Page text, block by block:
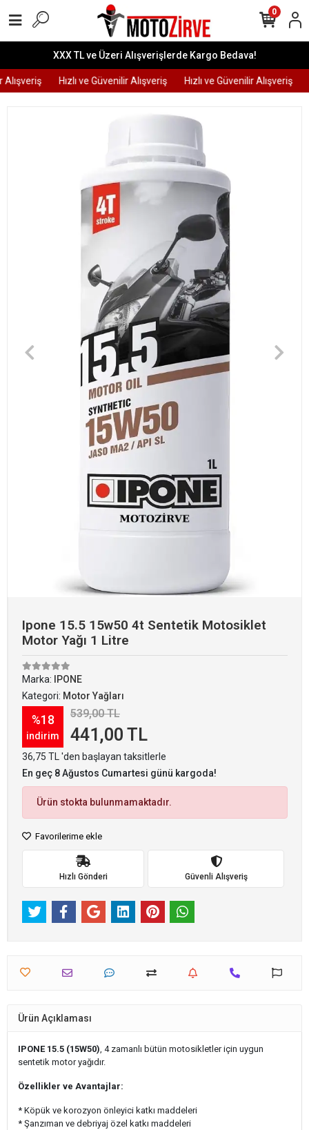
XXX TL ve Üzeri Alışverişlerde Kargo Bedava!
Hızlı ve Güvenilir Alışveriş Hızlı ve Güvenilir Alışveriş
0
Ipone 15.5 15w50 4t Sentetik Motosiklet
Motor Yağı 1 Litre
Marka:
IPONE
Kategori: Motor Yağları
%18
indirim
539,00 TL
441,00 TL
36,75 TL 'den başlayan taksitlerle
En geç 8 Ağustos Cumartesi günü kargoda!
Ürün stokta bulunmamaktadır.
Favorilerime ekle
Hızlı Gönderi Güvenli Alışveriş
Ürün Açıklaması
IPONE 15.5 (15W50), 4 zamanlı bütün motosikletler için uygun
sentetik motor yağıdır.
Özellikler ve Avantajlar:
* Köpük ve korozyon önleyici katkı maddeleri
* Şanzıman ve debriyaj özel katkı maddeleri